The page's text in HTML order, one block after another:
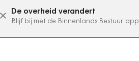
De overheid verandert
Blijf bij met de Binnenlands Bestuur app
abonneer nu